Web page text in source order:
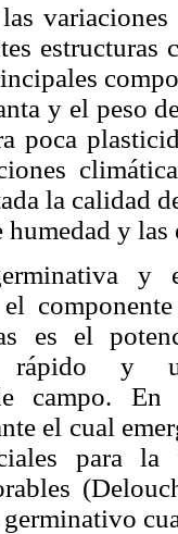
estructuras
y el peso
poca
la calidad
y las
es el
rápido y
campo.
el cual
para